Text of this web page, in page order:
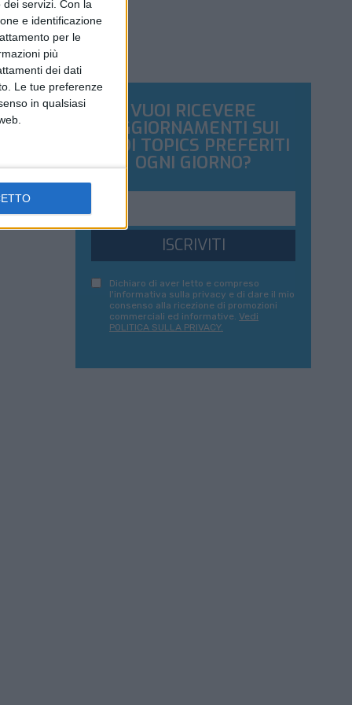
servizi. Con la
e identificazione
per le
più
dei dati
Le tue preferenze
in qualsiasi
VUOI RICEVERE
AGGIORNAMENTI SUI
TUOI TOPICS PREFERITI
OGNI GIORNO?
ISCRIVITI
Dichiaro di aver letto e compreso
l'informativa sulla privacy e di dare il mio
consenso alla ricezione di promozioni
commerciali ed informative. Vedi
POLITICA SULLA PRIVACY.